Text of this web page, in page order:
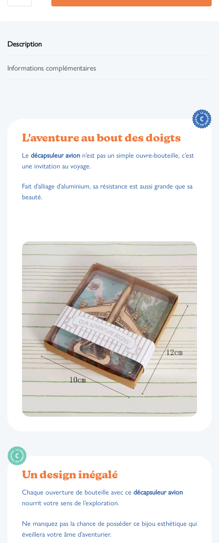
Description
Informations complémentaires
L'aventure au bout des doigts
Le décapsuleur avion n’est pas un simple ouvre-bouteille, c’est
une invitation au voyage.
Fait d’alliage d’aluminium, sa résistance est aussi grande que sa
beauté.
Un design inégalé
Chaque ouverture de bouteille avec ce décapsuleur avion
nourrit votre sens de l’exploration.
Ne manquez pas la chance de posséder ce bijou esthétique qui
éveillera votre âme d’aventurier.